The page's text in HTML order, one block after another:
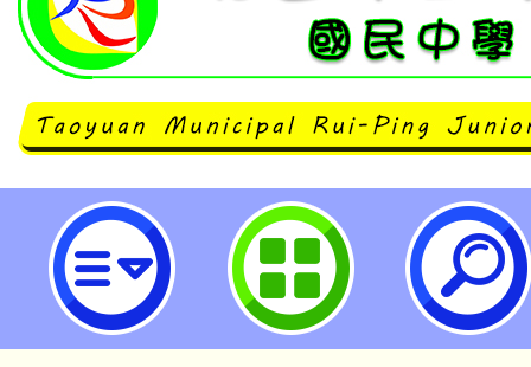
臺灣一滴優教育協會辦理「學檔大
你的亮眼檔案」實體講座活動-桃